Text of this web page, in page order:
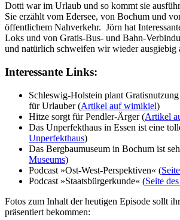
Dotti war im Urlaub und so kommt sie
Sie erzählt vom Edersee, von Bochum und
öffentlichem Nahverkehr. Jörn hat
Loks und von Gratis-Bus- und Bahn-
und natürlich schweifen wir wieder ausgiebig
Interessante Links:
Schleswig-Holstein plant
für Urlauber (Artikel auf wimikiel)
Hitze sorgt für Pendler-Ärger (Artikel
Das Unperfekthaus in Essen ist eine
Unperfekthaus)
Das Bergbaumuseum in Bochum ist
Museums)
Podcast »Ost-West-Perspektiven« (
Podcast »Staatsbürgerkunde« (Seite
Fotos zum Inhalt der heutigen Episode sollt
präsentiert bekommen: